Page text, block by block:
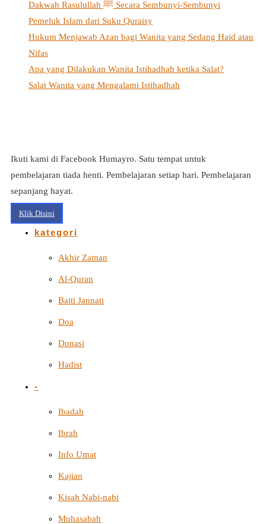
Dakwah Rasulullah ﷺ Secara Sembunyi-Sembunyi
Pemeluk Islam dari Suku Quraisy
Hukum Menjawab Azan bagi Wanita yang Sedang Haid atau
Nifas
Apa yang Dilakukan Wanita Istihadhah ketika Salat?
Salat Wanita yang Mengalami Istihadhah
Ikuti kami di Facebook Humayro. Satu tempat untuk
pembelajaran tiada henti. Pembelajaran setiap hari. Pembelajaran
sepanjang hayat.
Klik Disini
kategori
Akhir Zaman
Al-Quran
Baiti Jannati
Doa
Donasi
Hadist
-
Ibadah
Ibrah
Info Umat
Kajian
Kisah Nabi-nabi
Muhasabah